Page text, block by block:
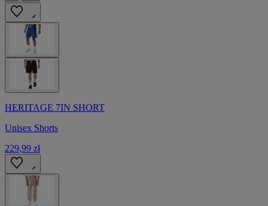
HERITAGE 7IN SHORT
Unisex Shorts
229,99 zł